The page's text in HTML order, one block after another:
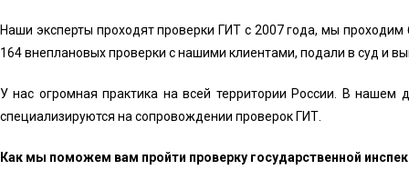
Наши эксперты проходят проверки ГИТ с 2007 года, мы
164 внеплановых проверки с нашими клиентами, подали в суд и
У нас огромная практика на всей территории России. В нашем
специализируются на сопровождении проверок ГИТ.
Как мы поможем вам пройти проверку государственной